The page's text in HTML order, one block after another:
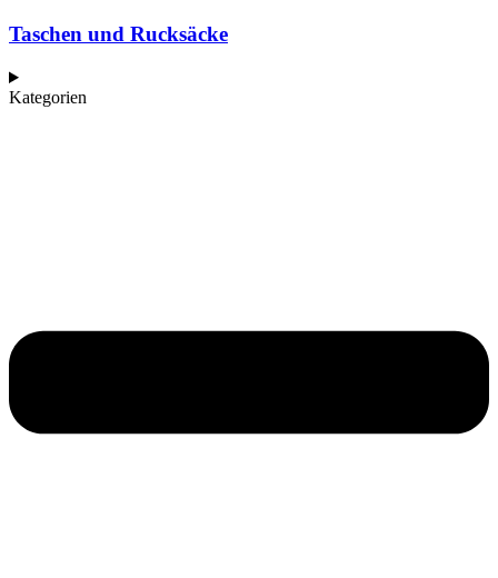
Taschen und Rucksäcke
Kategorien